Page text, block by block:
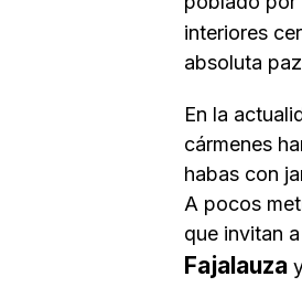
interiores
absoluta
En la
cármenes
habas con
A pocos
que invitan
Fajalauza